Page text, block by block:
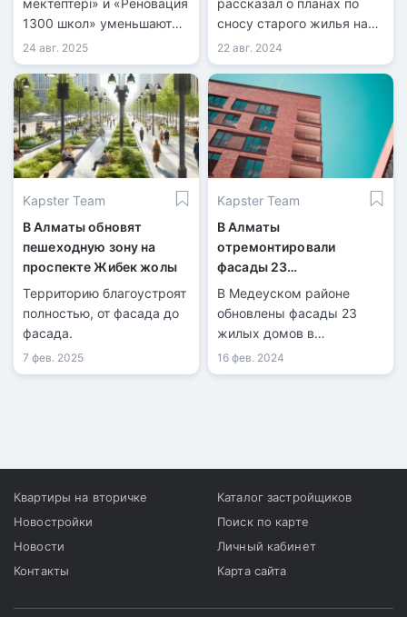
1300 школ» уменьшают
дефицит мест и
обновляют школьную
инфраструктуру Алматы.
24 авг. 2025
сносу старого жилья на
встрече с жителями
Медеуского района.
22 авг. 2024
Kapster Team
В Алматы обновят
пешеходную зону на
проспекте Жибек жолы
Территорию благоустроят
полностью, от фасада до
фасада.
7 фев. 2025
Kapster Team
В Алматы
отремонтировали
фасады 23
многоквартирных домов
В Медеуском районе
обновлены фасады 23
жилых домов в
микрорайонах
«Самал-3», «Думан-2», а
16 фев. 2024
Квартиры на вторичке
Новостройки
Новости
Контакты
Каталог застройщиков
Поиск по карте
Личный кабинет
Карта сайта